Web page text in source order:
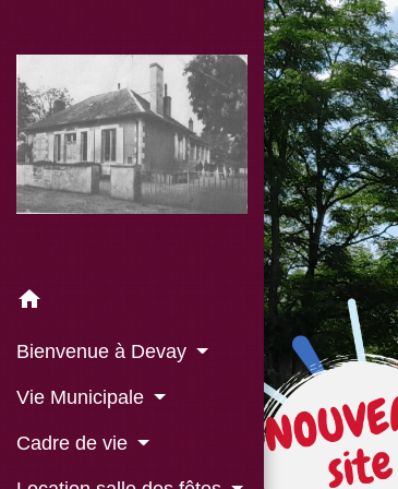
home
Bienvenue à Devay
Vie Municipale
Cadre de vie